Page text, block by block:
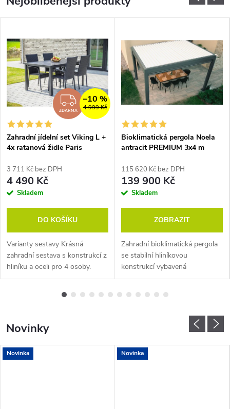
ZDARMA
ZDARMA 4 999 Kč
–10 %
Zahradní jídelní set Viking L +
4x ratanová židle Paris
3 711 Kč bez DPH
4 490 Kč
Skladem
DO KOŠÍKU
Varianty sestavy Krásná
zahradní sestava s konstrukcí z
hliníku a oceli pro 4 osoby.
Sestavu tvoří moderní kovový
Bioklimatická pergola Noela
antracit PREMIUM 3x4 m
115 620 Kč bez DPH
139 900 Kč
Skladem
ZOBRAZIT
Zahradní bioklimatická pergola
se stabilní hliníkovou
konstrukcí vybavená
stahovacími screenovými
LED osvětlením. Před
Novinky
Novinka Novinka